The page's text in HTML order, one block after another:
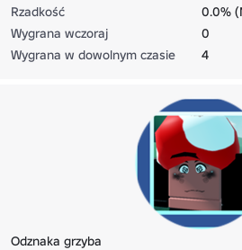
Rzadkość
0.0%
Wygrana wczoraj
0
Wygrana w dowolnym czasie
4
Odznaka grzyba